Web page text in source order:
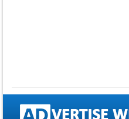
Sanka Dineth
▼ DOWNLOAD HERE